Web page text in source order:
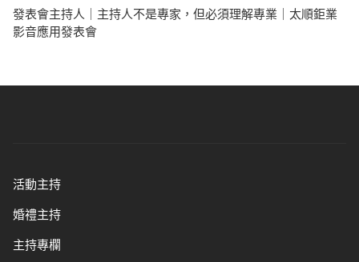
發表會主持人｜主持人不是專家，但必須理解專業｜太順鉅業
影音應用發表會
活動主持
婚禮主持
主持專欄